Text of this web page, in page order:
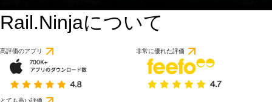
Rail.Ninjaについて
高評価のアプリ 非常に優れた評価
とても高い評価